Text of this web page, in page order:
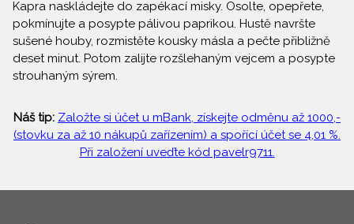
Kapra naskládejte do zapékací misky. Osolte, opepřete,
pokmínujte a posypte pálivou paprikou. Hustě navršte
sušené houby, rozmistěte kousky másla a pečte přibližně
deset minut. Potom zalijte rozšlehaným vejcem a posypte
strouhaným sýrem.
Náš tip: Založte si účet u mBank, získejte odměnu až 1000,-
(stovku za až 10 nákupů zařízením) a spořící účet se 4,01 %.
Při založení uveďte kód pavelr9711.